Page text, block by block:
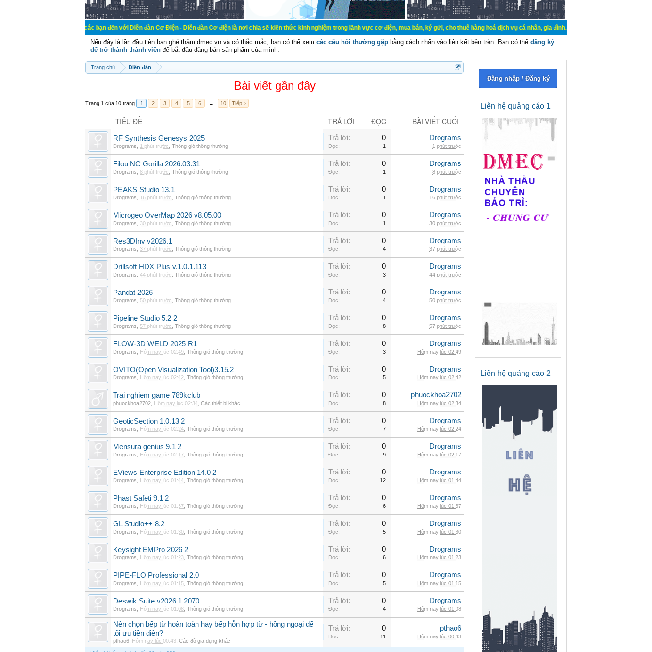
Chào mừng các bạn đến với Diễn đàn Cơ Điện - Diễn đàn Cơ điện là nơi chia sẽ kiến thức kinh nghiệm trong lãnh vực cơ điện, mua bán, ký gửi, cho thuê hàng hoá dịch vụ cá nhân, gia đình. Mua bán, ký gửi, cho thuê thiết bị hệ
Nếu đây là lần đầu tiên bạn ghé thăm dmec.vn và có thắc mắc, bạn có thể xem các câu hỏi thường gặp bằng cách nhấn vào liên kết bên trên. Bạn có thể đăng ký
để trở thành thành viên để bắt đầu đăng bán sản phẩm của mình.
Trang chủ Diễn đàn
Bài viết gần đây
Trang 1 của 10 trang 1 2 3 4 5 6 → 10 Tiếp >
TIÊU ĐỀ TRẢ LỜI ĐỌC BÀI VIẾT CUỐI
RF Synthesis Genesys 2025
Drograms 1 phút trước Thông gió thông thường
Trả lời: 0
Đọc: 1
Drograms
1 phút trước
Filou NC Gorilla 2026.03.31
Drograms 8 phút trước Thông gió thông thường
Trả lời: 0
Đọc: 1
Drograms
8 phút trước
PEAKS Studio 13.1
Drograms 16 phút trước Thông gió thông thường
Trả lời: 0
Đọc: 1
Drograms
16 phút trước
Microgeo OverMap 2026 v8.05.00
Drograms 30 phút trước Thông gió thông thường
Trả lời: 0
Đọc: 1
Drograms
30 phút trước
Res3DInv v2026.1
Drograms 37 phút trước Thông gió thông thường
Trả lời: 0
Đọc: 4
Drograms
37 phút trước
Drillsoft HDX Plus v.1.0.1.113
Drograms 44 phút trước Thông gió thông thường
Trả lời: 0
Đọc: 3
Drograms
44 phút trước
Pandat 2026
Drograms 50 phút trước Thông gió thông thường
Trả lời: 0
Đọc: 4
Drograms
50 phút trước
Pipeline Studio 5.2 2
Drograms 57 phút trước Thông gió thông thường
Trả lời: 0
Đọc: 8
Drograms
57 phút trước
FLOW-3D WELD 2025 R1
Drograms Hôm nay lúc 02:49 Thông gió thông thường
Trả lời: 0
Đọc: 3
Drograms
Hôm nay lúc 02:49
OVITO(Open Visualization Tool)3.15.2
Drograms Hôm nay lúc 02:42 Thông gió thông thường
Trả lời: 0
Đọc: 5
Drograms
Hôm nay lúc 02:42
Trai nghiem game 789kclub
phuockhoa2702 Hôm nay lúc 02:34 Các thiết bị khác
Trả lời: 0
Đọc: 8
phuockhoa2702
Hôm nay lúc 02:34
GeoticSection 1.0.13 2
Drograms Hôm nay lúc 02:24 Thông gió thông thường
Trả lời: 0
Đọc: 7
Drograms
Hôm nay lúc 02:24
Mensura genius 9.1 2
Drograms Hôm nay lúc 02:17 Thông gió thông thường
Trả lời: 0
Đọc: 9
Drograms
Hôm nay lúc 02:17
EViews Enterprise Edition 14.0 2
Drograms Hôm nay lúc 01:44 Thông gió thông thường
Trả lời: 0
Đọc: 12
Drograms
Hôm nay lúc 01:44
Phast Safeti 9.1 2
Drograms Hôm nay lúc 01:37 Thông gió thông thường
Trả lời: 0
Đọc: 6
Drograms
Hôm nay lúc 01:37
GL Studio++ 8.2
Drograms Hôm nay lúc 01:30 Thông gió thông thường
Trả lời: 0
Đọc: 5
Drograms
Hôm nay lúc 01:30
Keysight EMPro 2026 2
Drograms Hôm nay lúc 01:23 Thông gió thông thường
Trả lời: 0
Đọc: 6
Drograms
Hôm nay lúc 01:23
PIPE-FLO Professional 2.0
Drograms Hôm nay lúc 01:15 Thông gió thông thường
Trả lời: 0
Đọc: 5
Drograms
Hôm nay lúc 01:15
Deswik Suite v2026.1.2070
Drograms Hôm nay lúc 01:08 Thông gió thông thường
Trả lời: 0
Đọc: 4
Drograms
Hôm nay lúc 01:08
Nên chọn bếp từ hoàn toàn hay bếp hỗn hợp từ - hồng ngoại để
tối ưu tiền điện?
pthao6 Hôm nay lúc 00:43 Các đồ gia dụng khác
Trả lời: 0
Đọc: 11
pthao6
Hôm nay lúc 00:43
Đăng nhập / Đăng ký
Liên hệ quảng cáo 1
Liên hệ quảng cáo 2